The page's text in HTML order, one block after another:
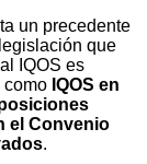
un precedente
que
IQOS es
como IQOS en
el Convenio
.